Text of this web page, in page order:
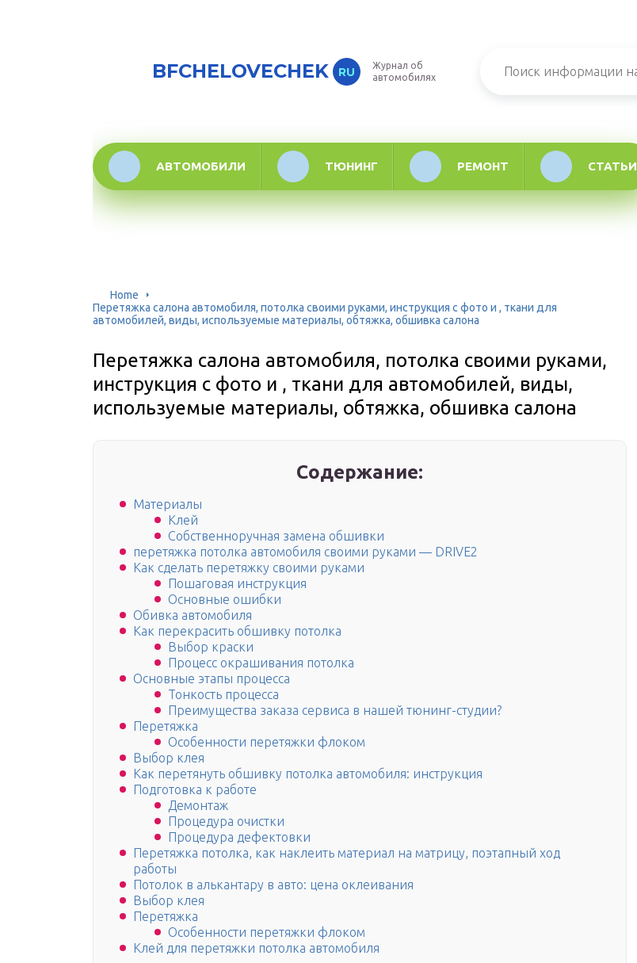
BFCHELOVECHEK RU
Журнал об
автомобилях
АВТОМОБИЛИ ТЮНИНГ РЕМОНТ СТАТЬИ
Home
Перетяжка салона автомобиля, потолка своими руками, инструкция с фото и , ткани для
автомобилей, виды, используемые материалы, обтяжка, обшивка салона
Перетяжка салона автомобиля, потолка своими руками,
инструкция с фото и , ткани для автомобилей, виды,
используемые материалы, обтяжка, обшивка салона
Содержание:
Материалы
Клей
Собственноручная замена обшивки
перетяжка потолка автомобиля своими руками — DRIVE2
Как сделать перетяжку своими руками
Пошаговая инструкция
Основные ошибки
Обивка автомобиля
Как перекрасить обшивку потолка
Выбор краски
Процесс окрашивания потолка
Основные этапы процесса
Тонкость процесса
Преимущества заказа сервиса в нашей тюнинг-студии?
Перетяжка
Особенности перетяжки флоком
Выбор клея
Как перетянуть обшивку потолка автомобиля: инструкция
Подготовка к работе
Демонтаж
Процедура очистки
Процедура дефектовки
Перетяжка потолка, как наклеить материал на матрицу, поэтапный ход
работы
Потолок в алькантару в авто: цена оклеивания
Выбор клея
Перетяжка
Особенности перетяжки флоком
Клей для перетяжки потолка автомобиля